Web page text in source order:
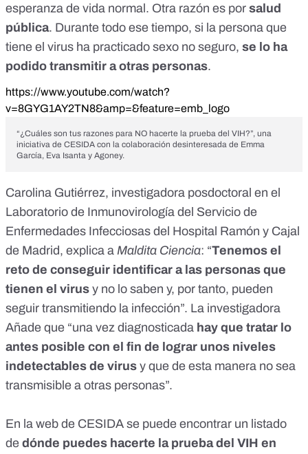
esperanza de vida normal. Otra razón es por salud
pública. Durante todo ese tiempo, si la persona que
tiene el virus ha practicado sexo no seguro, se lo ha
podido transmitir a otras personas.
https://www.youtube.com/watch?
v=8GYG1AY2TN8&amp=&feature=emb_logo
“¿Cuáles son tus razones para NO hacerte la prueba del VIH?”, una
iniciativa de CESIDA con la colaboración desinteresada de Emma
García, Eva Isanta y Agoney.
Carolina Gutiérrez, investigadora posdoctoral en el
Laboratorio de Inmunovirología del Servicio de
Enfermedades Infecciosas del Hospital Ramón y Cajal
de Madrid, explica a Maldita Ciencia: “Tenemos el
reto de conseguir identificar a las personas que
tienen el virus y no lo saben y, por tanto, pueden
seguir transmitiendo la infección”. La investigadora
Añade que “una vez diagnosticada hay que tratar lo
antes posible con el fin de lograr unos niveles
indetectables de virus y que de esta manera no sea
transmisible a otras personas”.
En la web de CESIDA se puede encontrar un listado
de dónde puedes hacerte la prueba del VIH en